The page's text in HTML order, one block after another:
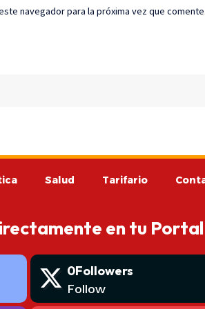
navegador para la próxima vez que comente.
Salud Tarifario
en tu
0Followers
Follow